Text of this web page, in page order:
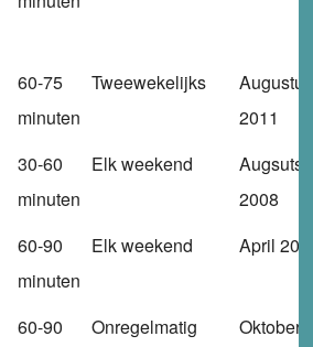
60-75
minuten
Tweewekelijks
Augustus
2011
30-60
minuten
Elk weekend
Augsuts
2008
60-90
minuten
Elk weekend April
60-90
Onregelmatig
Oktober